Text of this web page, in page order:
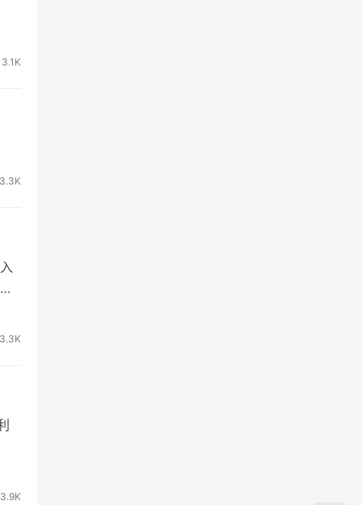
3.1K
3.3K
3.3K
3.9K